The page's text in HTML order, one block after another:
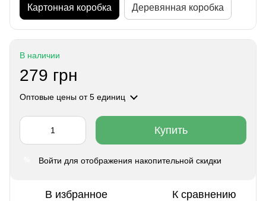
Картонная коробка Деревянная коробка
В наличии
279 грн
Оптовые цены от 5 единиц
Купить
Войти для отображения накопительной скидки
В избранное К сравнению